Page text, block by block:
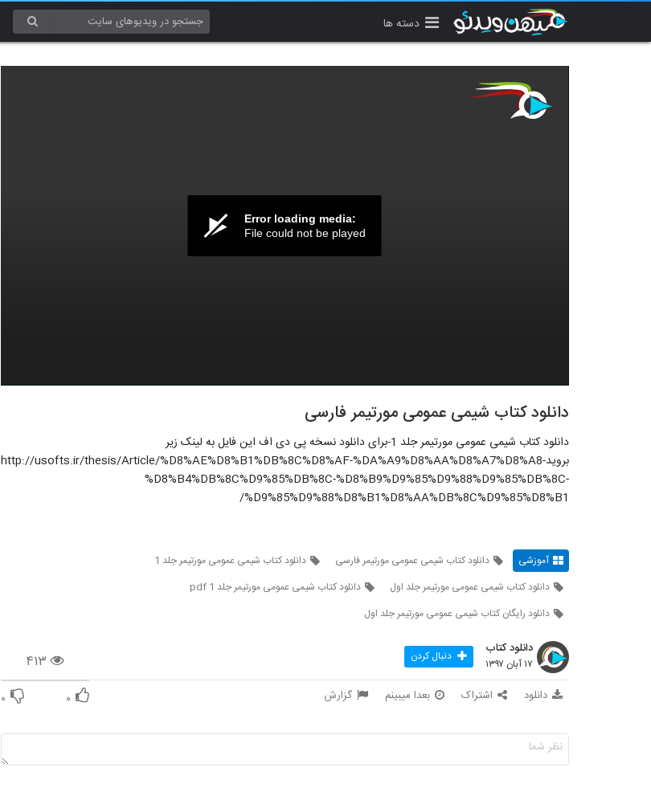
دسته ها
Error loading media:
File could not be played
دانلود کتاب شیمی عمومی مورتیمر فارسی
دانلود کتاب شیمی عمومی مورتیمر جلد 1-برای دانلود نسخه پی دی اف این فایل به لینک زیر
برویدhttp://usofts.ir/thesis/Article/%D8%AE%D8%B1%DB%8C%D8%AF-%DA%A9%D8%AA%D8%A7%D8%A8-
%D8%B4%DB%8C%D9%85%DB%8C-%D8%B9%D9%85%D9%88%D9%85%DB%8C-
%D9%85%D9%88%D8%B1%D8%AA%DB%8C%D9%85%D8%B1/
آموزشی دانلود کتاب شیمی عمومی مورتیمر فارسی
دانلود کتاب شیمی عمومی مورتیمر جلد 1
دانلود کتاب شیمی عمومی مورتیمر جلد اول
دانلود کتاب شیمی عمومی مورتیمر جلد 1 pdf
دانلود رایگان کتاب شیمی عمومی مورتیمر جلد اول
۴۱۳
دانلود کتاب
۱۷ آبان ۱۳۹۷ دنبال کردن
دانلود اشتراک بعدا میبینم گزارش ۰ ۰